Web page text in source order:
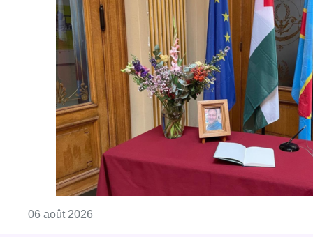
06 août 2026